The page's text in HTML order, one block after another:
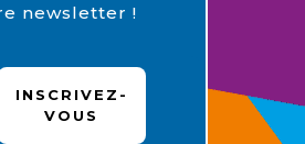
newsletter !